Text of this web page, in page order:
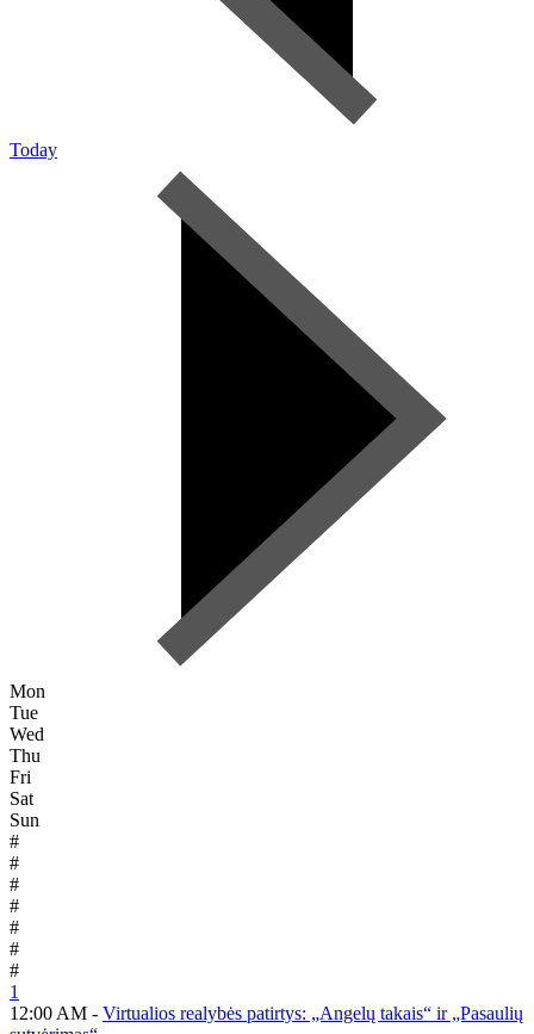
Today
Mon
Tue
Wed
Thu
Fri
Sat
Sun
#
#
#
#
#
#
#
1
12:00 AM - Virtualios realybės patirtys: „Angelų takais“ ir „Pasaulių